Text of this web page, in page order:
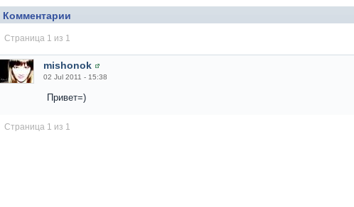
Комментарии
Страница 1 из 1
mishonok
02 Jul 2011 - 15:38
Привет=)
Страница 1 из 1